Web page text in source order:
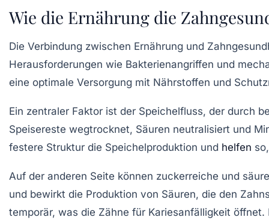
Wie die Ernährung die
Die Verbindung zwischen Ernährung und
Herausforderungen wie Bakterienangriffen und
eine optimale Versorgung mit Nährstoffen und
Ein zentraler Faktor ist der Speichelfluss, der durch
Speisereste wegtrocknet, Säuren neutralisiert und
festere Struktur die Speichelproduktion und helfen
Auf der anderen Seite können zuckerreiche und
und bewirkt die Produktion von Säuren, die den
temporär, was die Zähne für Kariesanfälligkeit